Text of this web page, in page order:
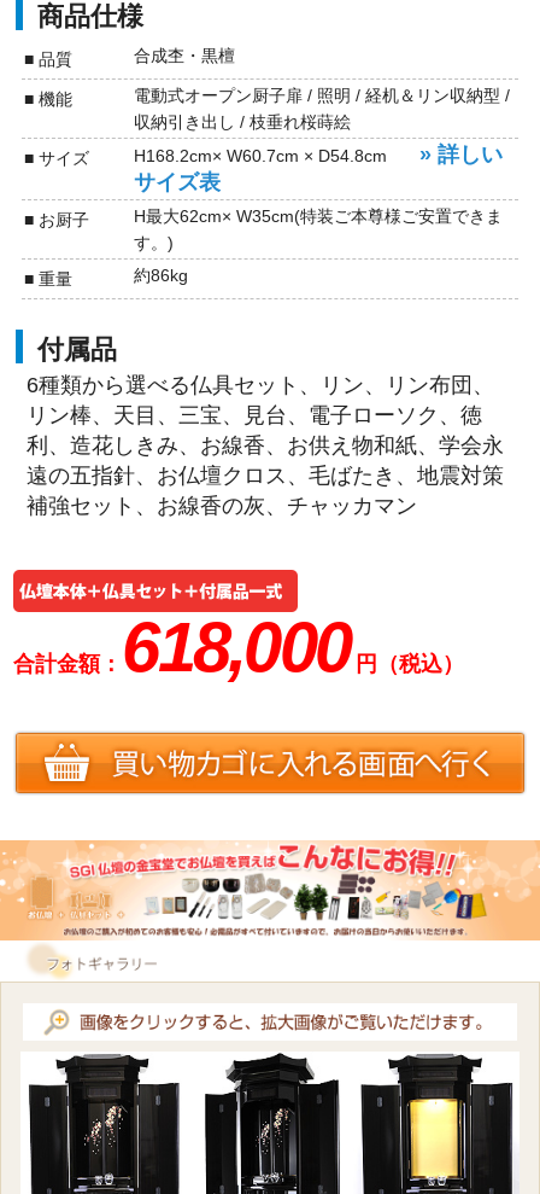
商品仕様
■ 品質 合成杢・黒檀
■ 機能
電動式オープン厨子扉 / 照明 / 経机＆リン収納型 /
収納引き出し / 枝垂れ桜蒔絵
■ サイズ
H168.2cm× W60.7cm × D54.8cm
» 詳しい
サイズ表
■ お厨子
H最大62cm× W35cm(特装ご本尊様ご安置できま
す。)
■ 重量
約86kg
付属品
6種類から選べる仏具セット、リン、リン布団、
リン棒、天目、三宝、見台、電子ローソク、徳
利、造花しきみ、お線香、お供え物和紙、学会永
遠の五指針、お仏壇クロス、毛ばたき、地震対策
補強セット、お線香の灰、チャッカマン
合計金額： 618,000 円（税込）